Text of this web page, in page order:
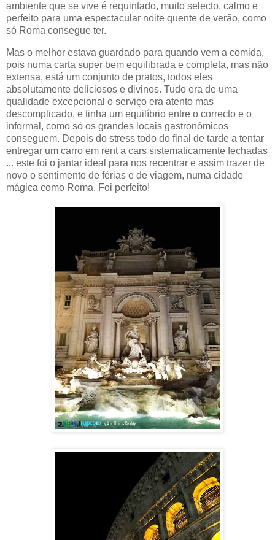
ambiente que se vive é requintado, muito selecto, calmo e
perfeito para uma espectacular noite quente de verão, como
só Roma consegue ter.
Mas o melhor estava guardado para quando vem a comida,
pois numa carta super bem equilibrada e completa, mas não
extensa, está um conjunto de pratos, todos eles
absolutamente deliciosos e divinos. Tudo era de uma
qualidade excepcional o serviço era atento mas
descomplicado, e tinha um equilíbrio entre o correcto e o
informal, como só os grandes locais gastronómicos
conseguem. Depois do stress todo do final de tarde a tentar
entregar um carro em rent a cars sistematicamente fechadas
... este foi o jantar ideal para nos recentrar e assim trazer de
novo o sentimento de férias e de viagem, numa cidade
mágica como Roma. Foi perfeito!